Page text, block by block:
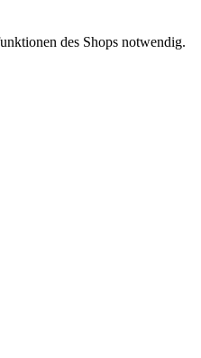
des Shops notwendig.